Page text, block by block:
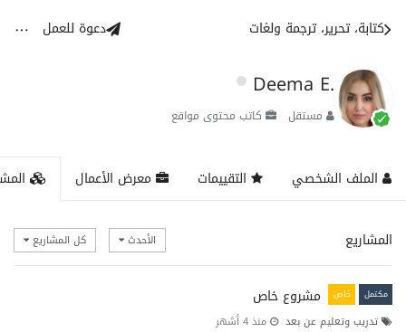
كتابة، تحرير، ترجمة ولغات دعوة للعمل
Deema E.
مستقل كاتب محتوى مواقع
الملف الشخصي التقييمات معرض الأعمال
المشاريع الأحدث كل المشاريع
مكتمل خاص مشروع خاص
تدريب وتعليم عن بعد منذ 4 أشهر